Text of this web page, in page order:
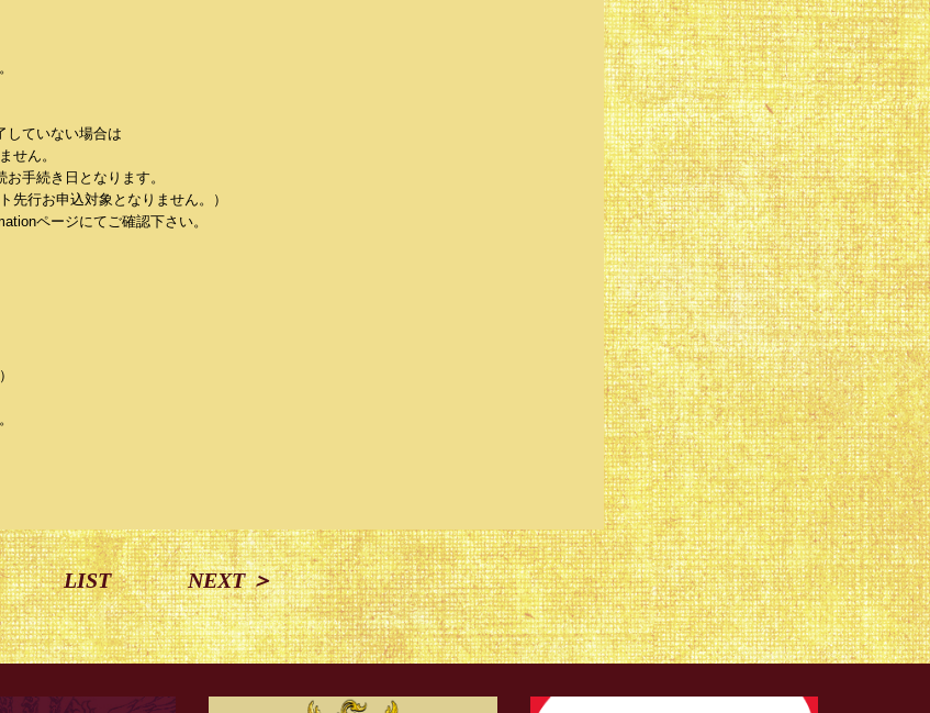
していない場合は
せん。
手続き日となります。
先行お申込対象となりません。）
ページにてご確認下さい。
LIST NEXT ＞